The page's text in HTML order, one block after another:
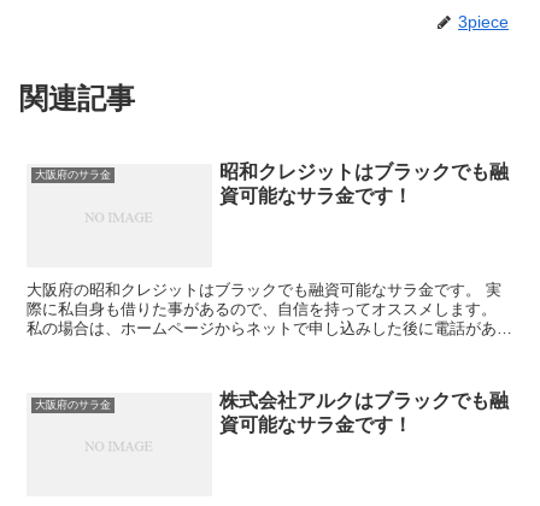
3piece
関連記事
大阪府のサラ金
昭和クレジットはブラックでも融
資可能なサラ金です！
大阪府の昭和クレジットはブラックでも融資可能なサラ金です。 実
際に私自身も借りた事があるので、自信を持ってオススメします。
私の場合は、ホームページからネットで申し込みした後に電話があ
大阪府のサラ金
株式会社アルクはブラックでも融
資可能なサラ金です！